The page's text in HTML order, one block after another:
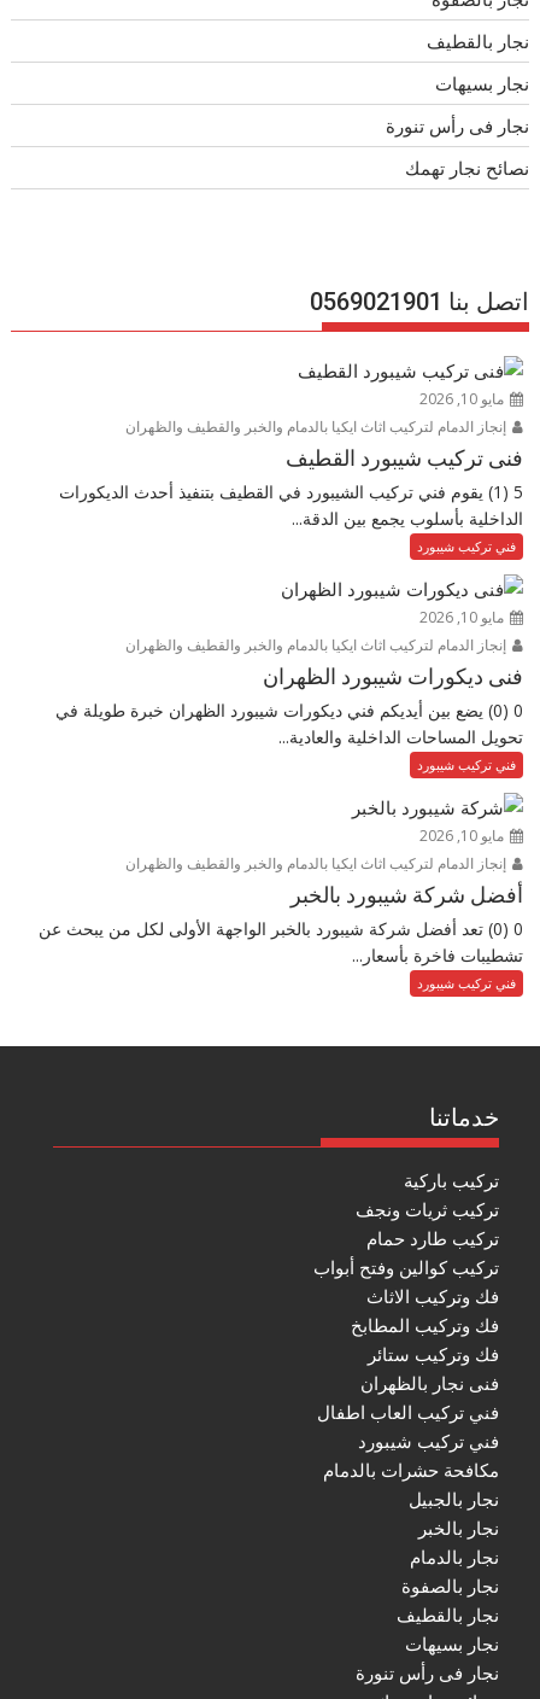
نجار بالقطيف
نجار بسيهات
نجار فى رأس تنورة
نصائح نجار تهمك
اتصل بنا 0569021901
مايو 10, 2026
إنجاز الدمام لتركيب اثاث ايكيا بالدمام والخبر والقطيف والظهران
فنى تركيب شيبورد القطيف
5 (1) يقوم فني تركيب الشيبورد في القطيف بتنفيذ أحدث الديكورات
الداخلية بأسلوب يجمع بين الدقة...
فني تركيب شيبورد
مايو 10, 2026
إنجاز الدمام لتركيب اثاث ايكيا بالدمام والخبر والقطيف والظهران
فنى ديكورات شيبورد الظهران
0 (0) يضع بين أيديكم فني ديكورات شيبورد الظهران خبرة طويلة في
تحويل المساحات الداخلية والعادية...
فني تركيب شيبورد
مايو 10, 2026
إنجاز الدمام لتركيب اثاث ايكيا بالدمام والخبر والقطيف والظهران
أفضل شركة شيبورد بالخبر
0 (0) تعد أفضل شركة شيبورد بالخبر الواجهة الأولى لكل من يبحث عن
تشطيبات فاخرة بأسعار...
فني تركيب شيبورد
خدماتنا
تركيب باركية
تركيب ثريات ونجف
تركيب طارد حمام
تركيب كوالين وفتح أبواب
فك وتركيب الاثاث
فك وتركيب المطابخ
فك وتركيب ستائر
فنى نجار بالظهران
فني تركيب العاب اطفال
فني تركيب شيبورد
مكافحة حشرات بالدمام
نجار بالجبيل
نجار بالخبر
نجار بالدمام
نجار بالصفوة
نجار بالقطيف
نجار بسيهات
نجار فى رأس تنورة